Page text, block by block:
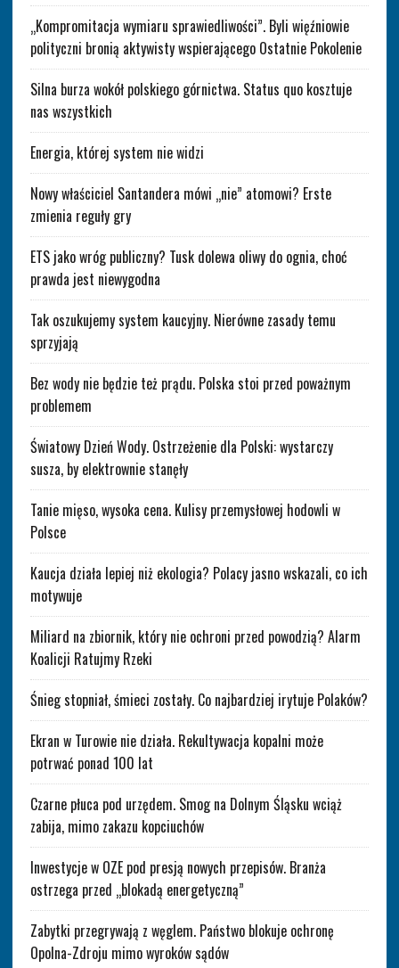
„Kompromitacja wymiaru sprawiedliwości”. Byli więźniowie
polityczni bronią aktywisty wspierającego Ostatnie Pokolenie
Silna burza wokół polskiego górnictwa. Status quo kosztuje
nas wszystkich
Energia, której system nie widzi
Nowy właściciel Santandera mówi „nie” atomowi? Erste
zmienia reguły gry
ETS jako wróg publiczny? Tusk dolewa oliwy do ognia, choć
prawda jest niewygodna
Tak oszukujemy system kaucyjny. Nierówne zasady temu
sprzyjają
Bez wody nie będzie też prądu. Polska stoi przed poważnym
problemem
Światowy Dzień Wody. Ostrzeżenie dla Polski: wystarczy
susza, by elektrownie stanęły
Tanie mięso, wysoka cena. Kulisy przemysłowej hodowli w
Polsce
Kaucja działa lepiej niż ekologia? Polacy jasno wskazali, co ich
motywuje
Miliard na zbiornik, który nie ochroni przed powodzią? Alarm
Koalicji Ratujmy Rzeki
Śnieg stopniał, śmieci zostały. Co najbardziej irytuje Polaków?
Ekran w Turowie nie działa. Rekultywacja kopalni może
potrwać ponad 100 lat
Czarne płuca pod urzędem. Smog na Dolnym Śląsku wciąż
zabija, mimo zakazu kopciuchów
Inwestycje w OZE pod presją nowych przepisów. Branża
ostrzega przed „blokadą energetyczną”
Zabytki przegrywają z węglem. Państwo blokuje ochronę
Opolna-Zdroju mimo wyroków sądów